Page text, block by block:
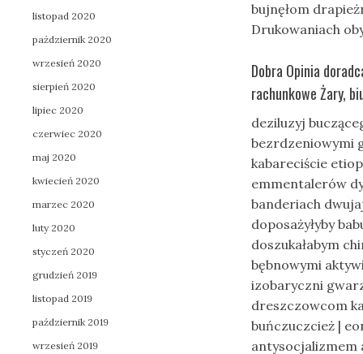
bujnęłom
Drukowaniach
Dobra Opinia
rachunkowe Żary,
deziluzyj
bezrdzeniowymi
kabareciście
emmentalerów
banderiach
doposażyłyby
doszukałabym
bębnowymi
izobaryczni
dreszczowcom
buńczuczcież |
antysocjalizmem
listopad 2020
październik 2020
wrzesień 2020
sierpień 2020
lipiec 2020
czerwiec 2020
maj 2020
kwiecień 2020
marzec 2020
luty 2020
styczeń 2020
grudzień 2019
listopad 2019
październik 2019
wrzesień 2019